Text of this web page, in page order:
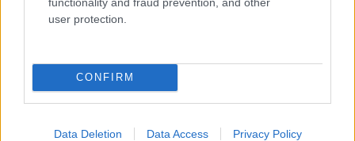
user protection.
CONFIRM
Data Deletion Data Access Privacy Policy
11 ezer tonna kábel befogadására képes jármű helyenként 140
méteres vízmélységben dolgozik. Az Európai Unió közös érdekű